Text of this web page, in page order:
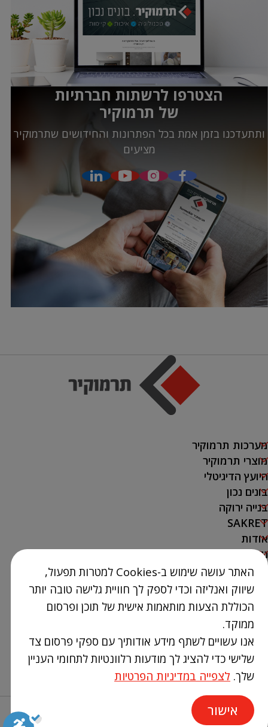
הצטרפו לרשתות חברתיות
של תרמוקיר
ותתעדכנו בזמן אמת בכל הפתרונות והחידושים שתרמוקיר
מציעים
מערכות תרמוקיר
מוצרי תרמוקיר
היועץ הדיגיטלי
בונים נכון
בנייה ירוקה
SAKRET
אודות
נק' מכירה
צור קשר
03-9386300
info@Termokir.co.il
קיבוץ חורשים
האתר עושה שימוש ב-Cookies למטרות תפעול,
שיווק ואנליזה וכדי לספק לך חוויית גלישה טובה יותר
הכוללת הצעות מותאמות אישית של תוכן ופרסום
ממוקד.
אנו עשויים לשתף מידע אודותיך עם ספקי פרסום צד
שלישי כדי להציג לך מודעות רלוונטיות לתחומי העניין
שלך. לצפייה במדיניות הפרטיות
אישור